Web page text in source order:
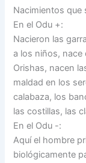
Nacimientos que
En el Odu +:
Nacieron las
a los niños, nace
Orishas, nacen
maldad en los
calabaza, los
las costillas, las
En el Odu -:
Aquí el hombre
biológicamente